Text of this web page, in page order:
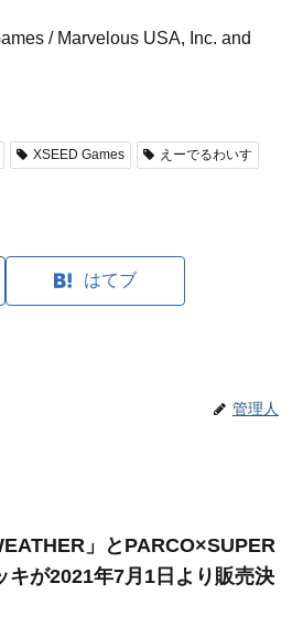
/ Marvelous USA, Inc. and
XSEED Games
えーでるわいす
はてブ
管理人
」とPARCO×SUPER
が2021年7月1日より販売決